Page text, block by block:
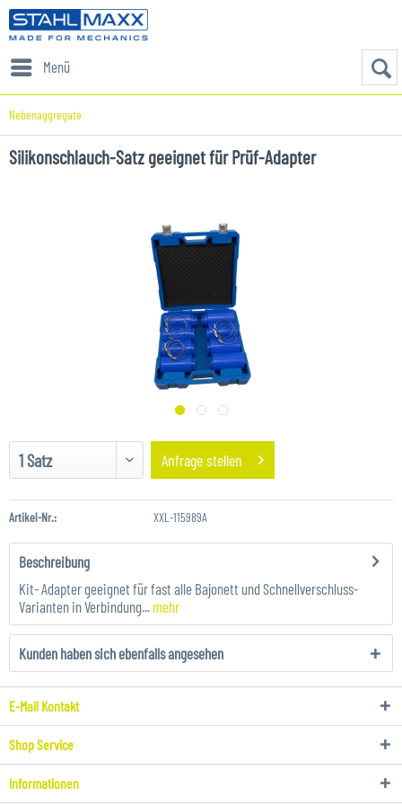
Menü
Nebenaggregate
Silikonschlauch-Satz geeignet für Prüf-Adapter
Anfrage stellen
Artikel-Nr.: XXL-115989A
Beschreibung
Kit- Adapter geeignet für fast alle Bajonett und Schnellverschluss-
Varianten in Verbindung... mehr
Kunden haben sich ebenfalls angesehen
E-Mail Kontakt
Shop Service
Informationen